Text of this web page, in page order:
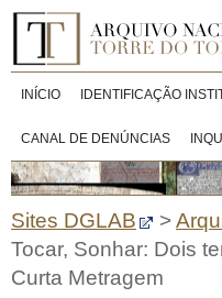
INÍCIO IDENTIFICAÇÃO
CANAL DE DENÚNCIAS
Sites DGLAB >
Tocar, Sonhar: Dois
Curta Metragem